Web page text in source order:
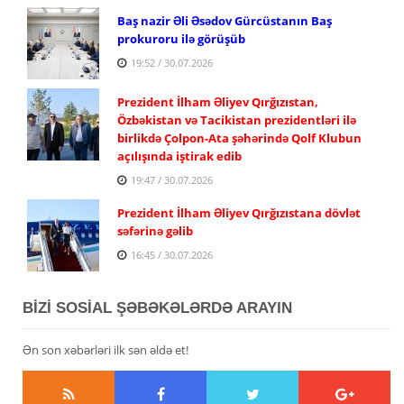
Baş nazir Əli Əsədov Gürcüstanın Baş
prokuroru ilə görüşüb
19:52 / 30.07.2026
Prezident İlham Əliyev Qırğızıstan,
Özbəkistan və Tacikistan prezidentləri ilə
birlikdə Çolpon-Ata şəhərində Qolf Klubun
açılışında iştirak edib
19:47 / 30.07.2026
Prezident İlham Əliyev Qırğızıstana dövlət
səfərinə gəlib
16:45 / 30.07.2026
BİZİ SOSİAL ŞƏBƏKƏLƏRDƏ ARAYIN
Ən son xəbərləri ilk sən əldə et!